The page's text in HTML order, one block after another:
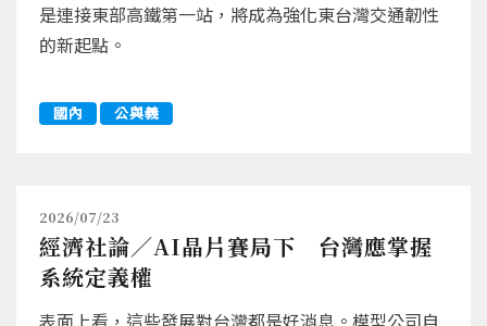
是連接東部高鐵第一站，將成為強化東台灣交通韌性
的新起點。
國內 公與義
2026/07/23
經濟社論／AI晶片賽局下 台灣應掌握
系統定義權
表面上看，這些發展對台灣都是好消息。模型公司自